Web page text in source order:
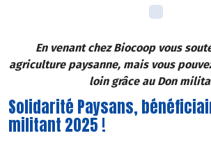
En venant chez Biocoop vous
agriculture paysanne, mais vous
loin grâce au Don
Solidarité Paysans,
militant 2025 !